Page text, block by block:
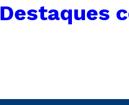
Destaques